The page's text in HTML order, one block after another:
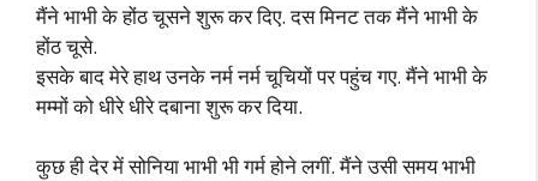
मैंने भाभी के होंठ चूसने शुरू कर दिए. दस मिनट तक मैंने भाभी के
होंठ चूसे.
इसके बाद मेरे हाथ उनके नर्म नर्म चूचियों पर पहुंच गए. मैंने भाभी के
मम्मों को धीरे धीरे दबाना शुरू कर दिया.
कुछ ही देर में सोनिया भाभी भी गर्म होने लगीं. मैंने उसी समय भाभी